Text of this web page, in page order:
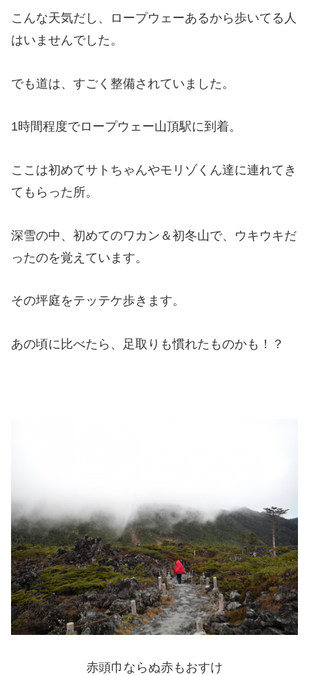
こんな天気だし、ロープウェーあるから歩いてる人
はいませんでした。
でも道は、すごく整備されていました。
1時間程度でロープウェー山頂駅に到着。
ここは初めてサトちゃんやモリゾくん達に連れてき
てもらった所。
深雪の中、初めてのワカン＆初冬山で、ウキウキだ
ったのを覚えています。
その坪庭をテッテケ歩きます。
あの頃に比べたら、足取りも慣れたものかも！？
赤頭巾ならぬ赤もおすけ